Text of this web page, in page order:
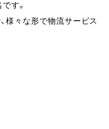
す。
様々な形で物流サービス